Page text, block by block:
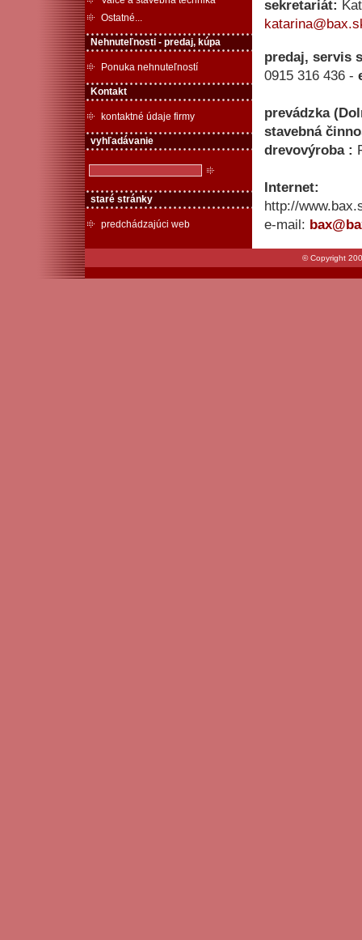
Ostatné...
Nehnuteľnosti - predaj, kúpa
Ponuka nehnuteľností
Kontakt
kontaktné údaje firmy
vyhľadávanie
staré stránky
predchádzajúci web
sekretariát:
predaj, servis
0915 316 436 -
prevádzka
stavebná
drevovýroba :
Internet:
http://
e-mail:
© Copyright